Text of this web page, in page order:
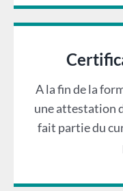
A la fin de la
une attestation
fait partie du